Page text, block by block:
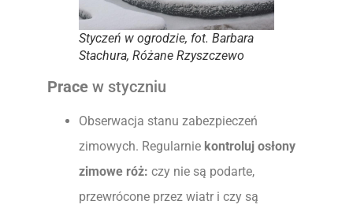
Styczeń w ogrodzie, fot. Barbara
Stachura, Różane Rzyszczewo
Prace w styczniu
Obserwacja stanu zabezpieczeń
zimowych. Regularnie kontroluj osłony
zimowe róż: czy nie są podarte,
przewrócone przez wiatr i czy są